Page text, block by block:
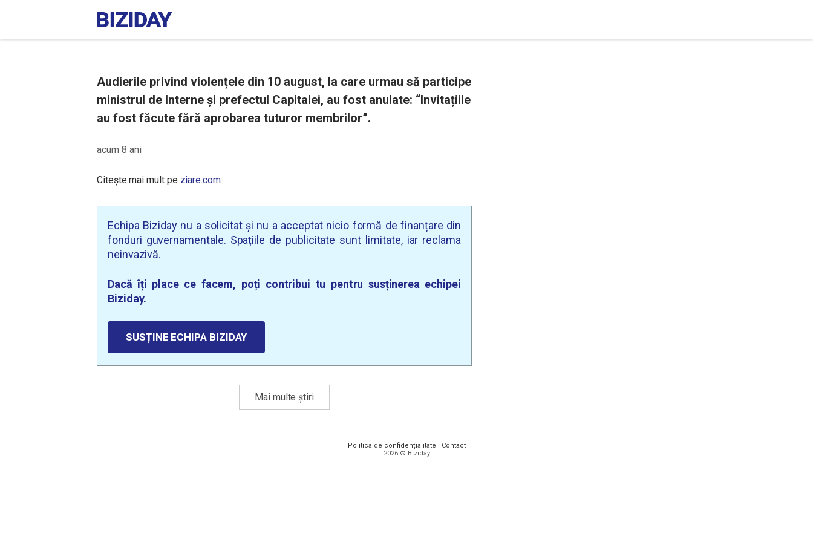
Audierile privind violențele din 10 august, la care urmau să participe
ministrul de Interne și prefectul Capitalei, au fost anulate: “Invitațiile
au fost făcute fără aprobarea tuturor membrilor”.
acum 8 ani
Citește mai mult pe ziare.com
Echipa Biziday nu a solicitat și nu a acceptat nicio formă de finanțare din
fonduri guvernamentale. Spațiile de publicitate sunt limitate, iar reclama
neinvazivă.
Dacă îți place ce facem, poți contribui tu pentru susținerea echipei
Biziday.
SUSȚINE ECHIPA BIZIDAY
Mai multe știri
Politica de confidențialitate · Contact
2026 © Biziday